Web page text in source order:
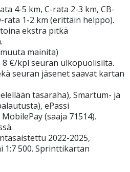
4-5 km, C-rata 2-3 km, CB-
rata 1-2 km (erittäin helppo).
ekstra pitkä
mainita)
€/kpl seuran ulkopuolisilta.
seuran jäsenet saavat kartan
tasaraha), Smartum- ja
ePassi
(saaja 71514).
2022-2025,
1:7 500. Sprinttikartan